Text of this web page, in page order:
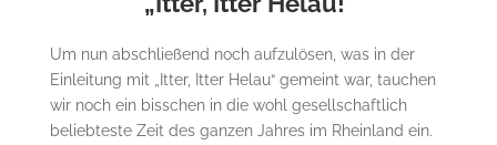
Um nun abschließend noch aufzulösen, was in der
Einleitung mit „Itter, Itter Helau“ gemeint war, tauchen
wir noch ein bisschen in die wohl gesellschaftlich
beliebteste Zeit des ganzen Jahres im Rheinland ein.